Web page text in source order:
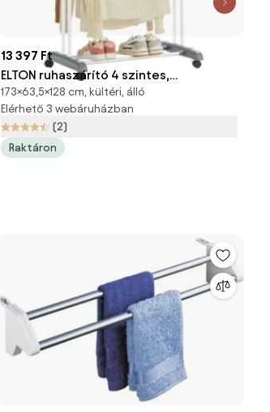
13 397 Ft
ELTON ruhaszárító 4 szintes,
kerekekkel, 63,5x128x173cm,
szürke/fehér SongmicsHome
173×63,5×128 cm, kültéri, álló
Elérhető 3 webáruházban
(2)
Raktáron